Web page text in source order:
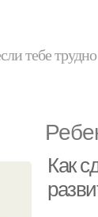
тебе
Как